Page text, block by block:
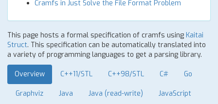
Cramfs in Just Solve the File Format Problem
This page hosts a formal specification of cramfs using Kaitai
Struct. This specification can be automatically translated into
a variety of programming languages to get a parsing library.
Overview C++11/STL C++98/STL C# Go
Graphviz Java Java (read-write) JavaScript